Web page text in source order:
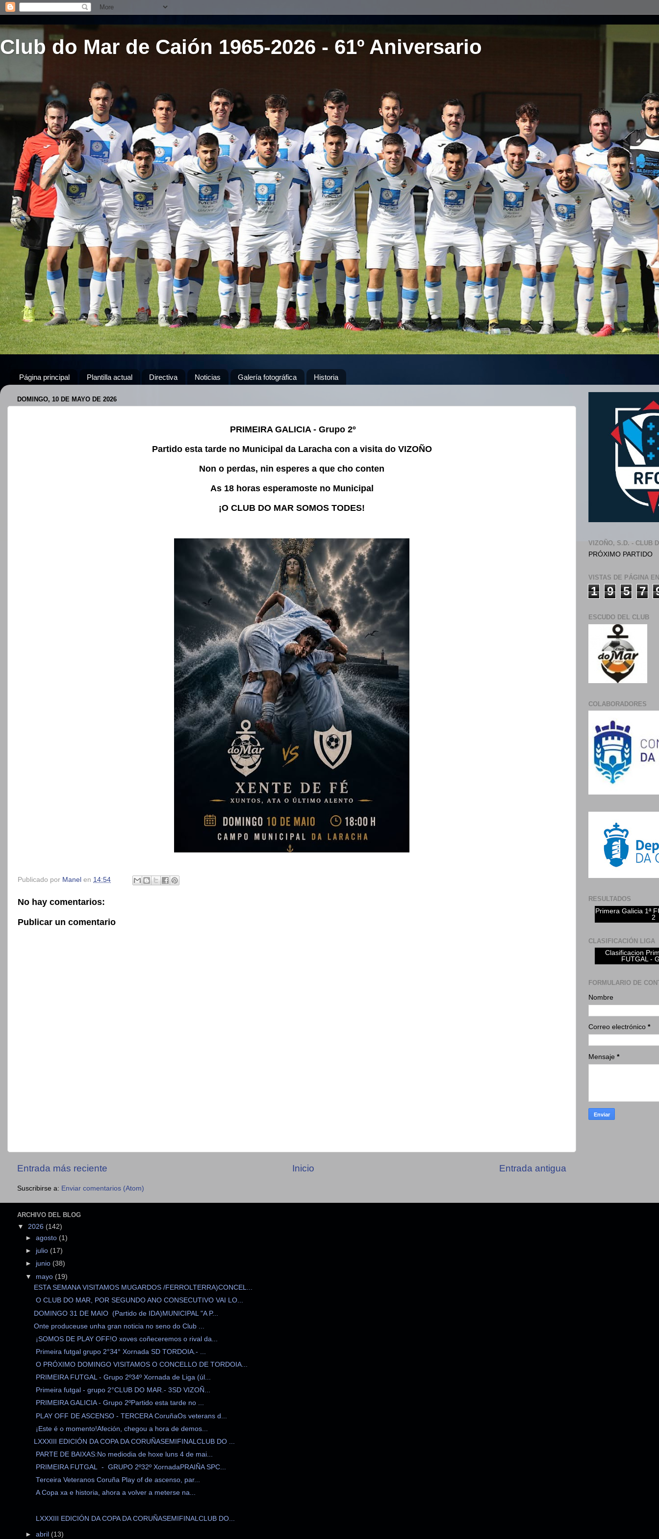
Club do Mar de Caión 1965-2026 - 61º Aniversario
Página principal Plantilla actual Directiva Noticias Galería fotográfica Historia
DOMINGO, 10 DE MAYO DE 2026
PRIMEIRA GALICIA - Grupo 2º
Partido esta tarde no Municipal da Laracha con a visita do VIZOÑO
Non o perdas, nin esperes a que cho conten
As 18 horas esperamoste no Municipal
¡O CLUB DO MAR SOMOS TODES!
Publicado por Manel en 14:54
No hay comentarios:
Publicar un comentario
Entrada más reciente Entrada antigua
Inicio
Suscribirse a: Enviar comentarios (Atom)
VIZOÑO, S.D. - CLUB
PRÓXIMO PARTIDO
VISTAS DE PÁGINA
1 9 5 7
ESCUDO DEL CLUB
COLABORADORES
RESULTADOS
Primera Galicia 1ª
2
CLASIFICACIÓN LIGA
Clasificacion
FUTGAL -
FORMULARIO DE
Nombre
Correo electrónico *
Mensaje *
ARCHIVO DEL BLOG
▼ 2026 (142)
►agosto (1)
► julio (17)
► junio (38)
▼ mayo (19)
ESTA SEMANA VISITAMOS MUGARDOS /FERROLTERRA)CONCEL...
O CLUB DO MAR, POR SEGUNDO ANO CONSECUTIVO VAI LO...
DOMINGO 31 DE MAIO (Partido de IDA)MUNICIPAL "A P...
Onte produceuse unha gran noticia no seno do Club ...
¡SOMOS DE PLAY OFF!O xoves coñeceremos o rival da...
Primeira futgal grupo 2°34° Xornada SD TORDOIA.- ...
O PRÓXIMO DOMINGO VISITAMOS O CONCELLO DE TORDOIA...
PRIMEIRA FUTGAL - Grupo 2º34º Xornada de Liga (úl...
Primeira futgal - grupo 2°CLUB DO MAR.- 3SD VIZOÑ...
PRIMEIRA GALICIA - Grupo 2ºPartido esta tarde no ...
PLAY OFF DE ASCENSO - TERCERA CoruñaOs veterans d...
¡Este é o momento!Afeción, chegou a hora de demos...
LXXXIII EDICIÓN DA COPA DA CORUÑASEMIFINALCLUB DO ...
PARTE DE BAIXAS:No mediodia de hoxe luns 4 de mai...
PRIMEIRA FUTGAL - GRUPO 2º32º XornadaPRAIÑA SPC...
Terceira Veteranos Coruña Play of de ascenso, par...
A Copa xa e historia, ahora a volver a meterse na...
LXXXIII EDICIÓN DA COPA DA CORUÑASEMIFINALCLUB DO...
►abril (13)